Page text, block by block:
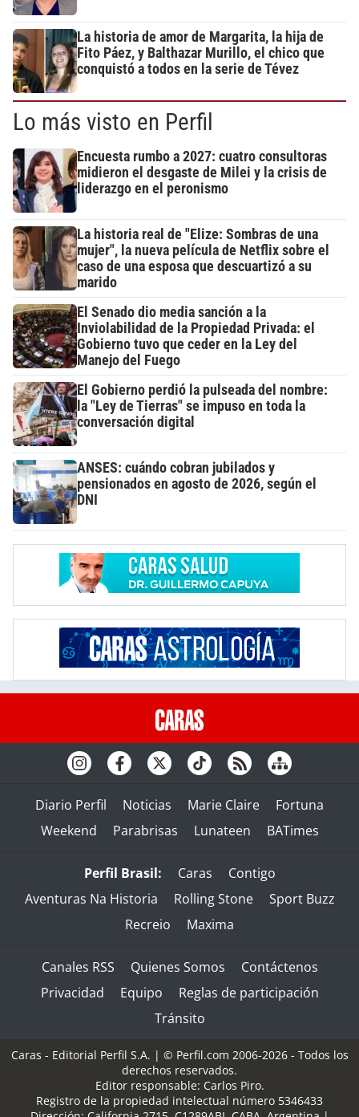
La historia de amor de Margarita, la hija de
Fito Páez, y Balthazar Murillo, el chico que
conquistó a todos en la serie de Tévez
Lo más visto en Perfil
Encuesta rumbo a 2027: cuatro consultoras
midieron el desgaste de Milei y la crisis de
liderazgo en el peronismo
La historia real de "Elize: Sombras de una
mujer", la nueva película de Netflix sobre el
caso de una esposa que descuartizó a su
marido
El Senado dio media sanción a la
Inviolabilidad de la Propiedad Privada: el
Gobierno tuvo que ceder en la Ley del
Manejo del Fuego
El Gobierno perdió la pulseada del nombre:
la "Ley de Tierras" se impuso en toda la
conversación digital
ANSES: cuándo cobran jubilados y
pensionados en agosto de 2026, según el
DNI
Diario Perfil Noticias Marie Claire
Fortuna
Weekend
Parabrisas Lunateen BATimes
Perfil Brasil: Caras
Contigo
Aventuras Na Historia
Rolling Stone
Sport Buzz
Recreio
Maxima
Canales RSS Quienes Somos
Contáctenos
Privacidad
Equipo
Reglas de participación
Tránsito
Caras - Editorial Perfil S.A. | © Perfil.com 2006-2026 - Todos los
derechos reservados.
Editor responsable: Carlos Piro.
Registro de la propiedad intelectual número 5346433